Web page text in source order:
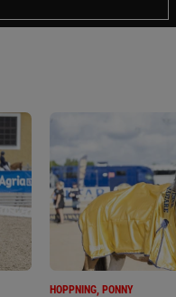
HOPPNING, PONNY